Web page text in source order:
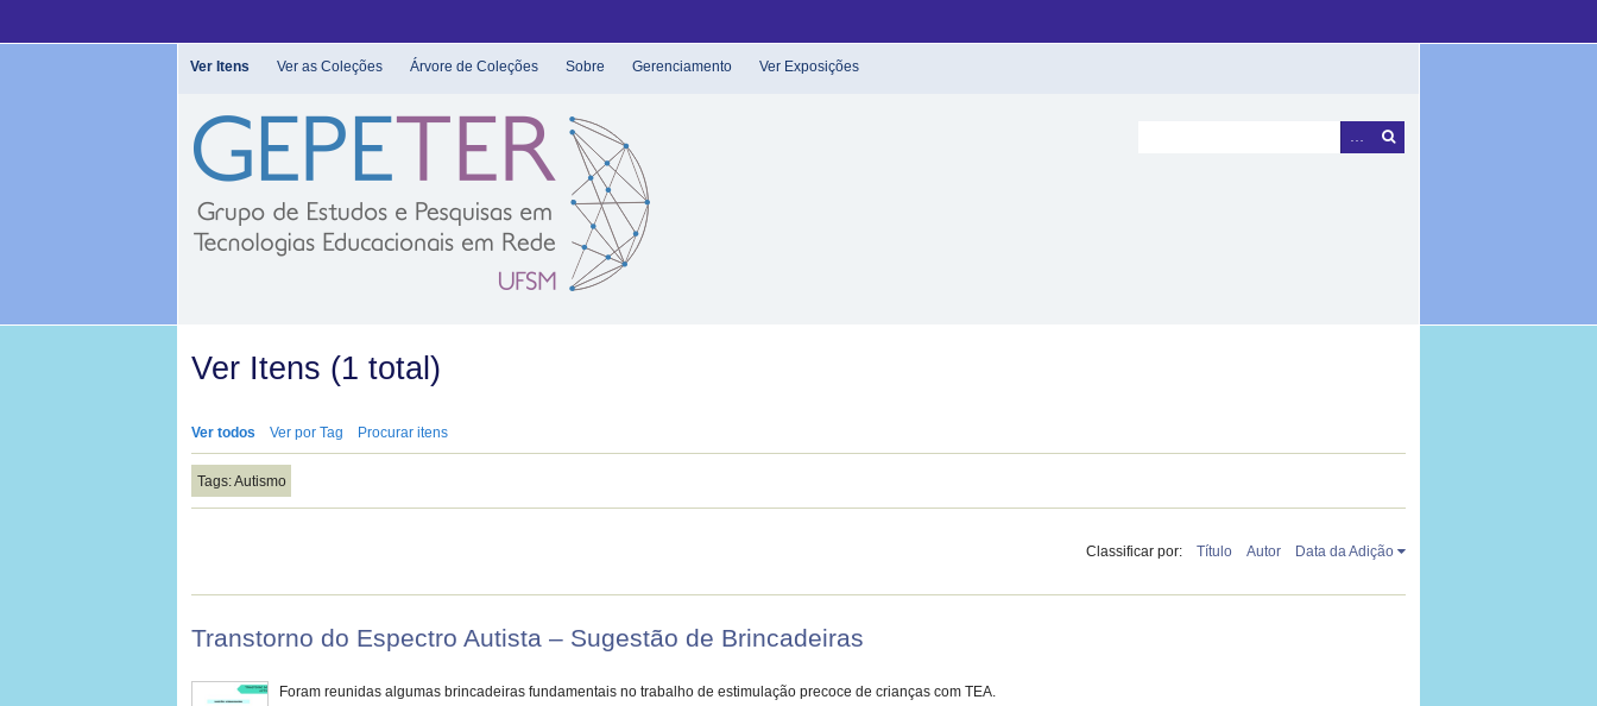
Ver Itens Ver as Coleções Árvore de Coleções Sobre Gerenciamento Ver Exposições
Ver Itens (1 total)
Ver todos Ver por Tag Procurar itens
Tags: Autismo
Classificar por: Título Autor Data da Adição
Transtorno do Espectro Autista – Sugestão de Brincadeiras
Foram reunidas algumas brincadeiras fundamentais no trabalho de estimulação precoce de crianças com TEA.